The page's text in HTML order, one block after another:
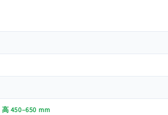
450–650 mm